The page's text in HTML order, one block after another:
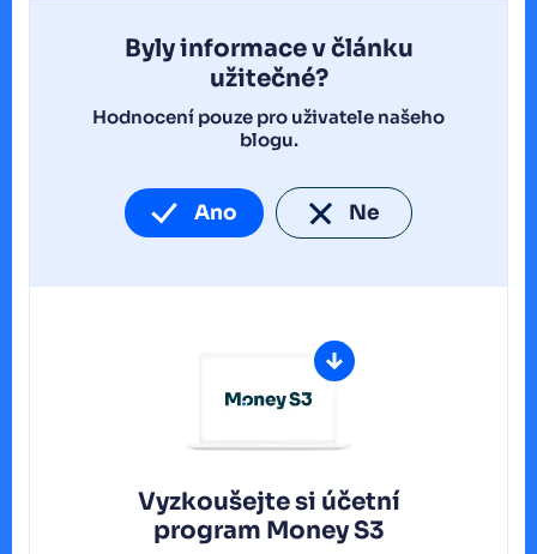
Byly informace v článku
užitečné?
Hodnocení pouze pro uživatele našeho
blogu.
Ano Ne
Vyzkoušejte si účetní
program Money S3